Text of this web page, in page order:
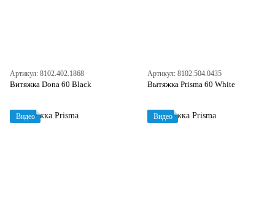
Артикул: 8102.402.1868
Витяжка Dona 60 Black
Артикул: 8102.504.0435
Вытяжка Prisma 60 White
Видео Видео